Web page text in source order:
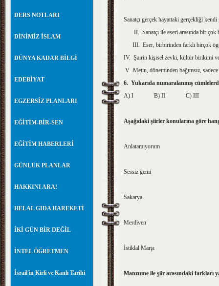
DERS NOTLARI
DİNİMİZ İSLAM
DÜNYA KADAR BİLGİ
EDEBİYAT
EGZERSİZ PLANLARI
EĞİTİM-BİR-SEN
EĞİTİM HABERLERİ
GÜNLÜK PLANLAR
HAKKINI ARA!
HELAL GIDA HAREKETİ
İKİ GÜN BİR DEĞİL
İNTEL ÖĞRETMEN
İsrail'in Kirli ve Kanlı Tarihi
Sanatçı gerçek hayattaki gerçekliği
II. Sanatçı ile eseri arasında bir çok
III. Eser, birbirinden farklı birçok
IV. Şairin kişisel zevki, kültür birikimi ve
V. Metin, döneminden bağımsız,
6. Yukarıda numaralanmış
A) I B) II C) III
Aşağıdaki şiirler konularına göre
Anlatamıyorum
Sessiz gemi
Sakarya
Merdiven
İstiklal Marşı
Manzume ile şiir arasındaki farkları